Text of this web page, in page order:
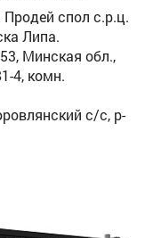
спол с.р.ц.
Липа.
Минская обл.,
4, комн.
с/с, р-